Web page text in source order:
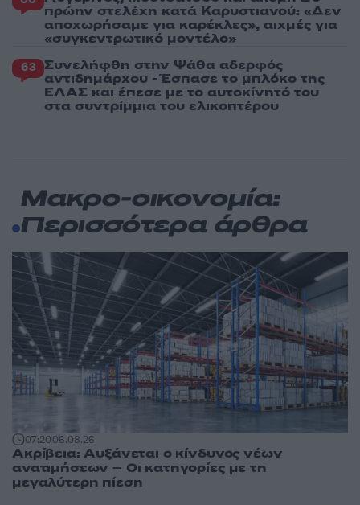
πρώην στελέχη κατά Καρυστιανού: «Δεν
αποχωρήσαμε για καρέκλες», αιχμές για
«συγκεντρωτικό μοντέλο»
63 Συνελήφθη στην Ψάθα αδερφός
αντιδημάρχου - Έσπασε το μπλόκο της
ΕΛΑΣ και έπεσε με το αυτοκίνητό του
στα συντρίμμια του ελικοπτέρου
Μακρο-οικονομία:
Περισσότερα άρθρα
07:2006.08.26
Ακρίβεια: Αυξάνεται ο κίνδυνος νέων
ανατιμήσεων – Οι κατηγορίες με τη
μεγαλύτερη πίεση